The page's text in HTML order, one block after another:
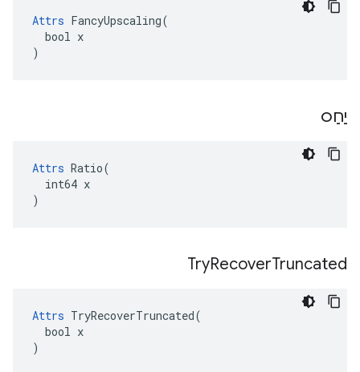
Attrs FancyUpscaling(
  bool x
)
יַחַס
Attrs Ratio(
  int64 x
)
TryRecoverTruncated
Attrs TryRecoverTruncated(
  bool x
)